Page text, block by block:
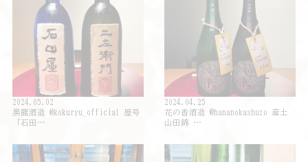
2024.05.02
黒龍酒造 @kokuryu_official 屋号
「石田…
2024.04.25
花の香酒造 @hananokashuzo 産土
山田錦 …